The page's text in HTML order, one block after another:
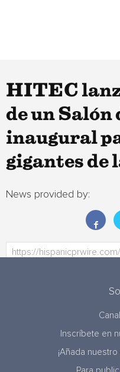
HITEC
de un Salón
inaugural
gigantes de
News provided by:
Inscríbete en
¡Añada